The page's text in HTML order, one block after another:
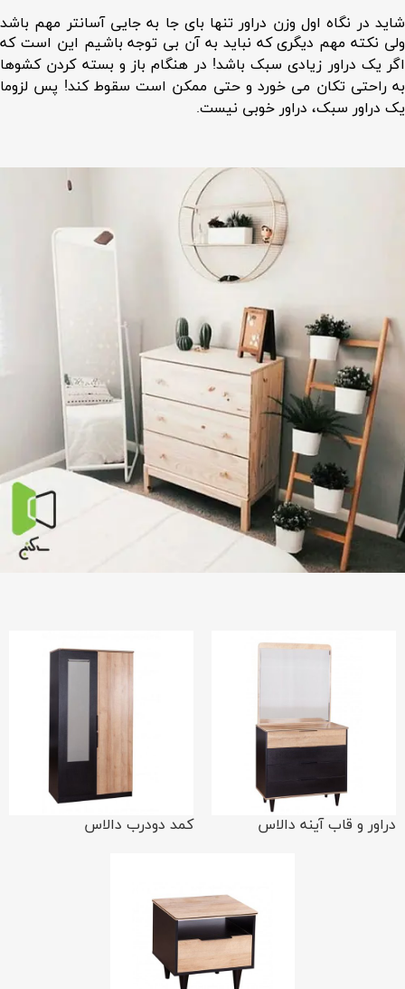
شاید در نگاه اول وزن دراور تنها بای جا به جایی آسانتر مهم باشد
ولی نکته مهم دیگری که نباید به آن بی توجه باشیم این است که
اگر یک دراور زیادی سبک باشد! در هنگام باز و بسته کردن کشوها
به راحتی تکان می خورد و حتی ممکن است سقوط کند! پس لزوما
یک دراور سبک، دراور خوبی نیست.
دراور و قاب آینه دالاس کمد دودرب دالاس